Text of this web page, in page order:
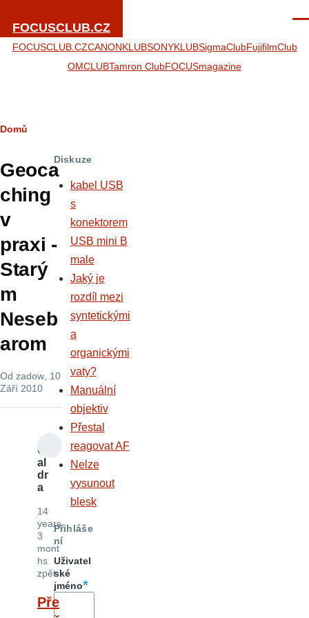
FOCUSCLUB.CZ
FOCUSCLUB.CZCANONKLUBSONYKLUBSigmaClubFujifilmClub
OMCLUBTamron ClubFOCUSmagazine
Drobečková
navigace
Domů
Geoca
ching
v
praxi -
Starý
m
Neseb
arom
Od zadow , 10
Září 2010
G
al
dr
a
14
years
3
mont
hs
zpět
Pře
Diskuze
kabel USB
s
konektorem
USB mini B
male
Jaký je
rozdíl mezi
syntetickými
a
organickými
vaty?
Manuální
objektiv
Přestal
reagovat AF
Nelze
vysunout
blesk
Přihláše
ní
Uživatel
ské
jméno